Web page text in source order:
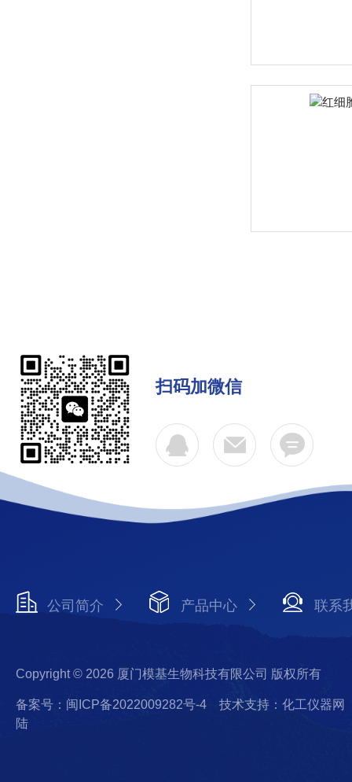
扫码加微信
公司简介 产品中心 联系
Copyright © 2026 厦门模基生物科技有限公司 版权所有
备案号：闽ICP备2022009282号-4
技术支持：化工仪器网
陆